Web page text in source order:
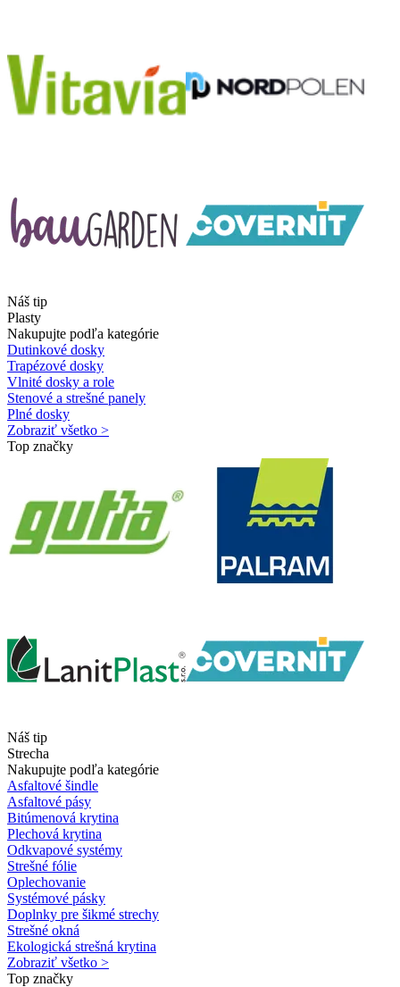
Náš tip
Plasty
Nakupujte podľa kategórie
Dutinkové dosky
Trapézové dosky
Vlnité dosky a role
Stenové a strešné panely
Plné dosky
Zobraziť všetko >
Top značky
Náš tip
Strecha
Nakupujte podľa kategórie
Asfaltové šindle
Asfaltové pásy
Bitúmenová krytina
Plechová krytina
Odkvapové systémy
Strešné fólie
Oplechovanie
Systémové pásky
Doplnky pre šikmé strechy
Strešné okná
Ekologická strešná krytina
Zobraziť všetko >
Top značky